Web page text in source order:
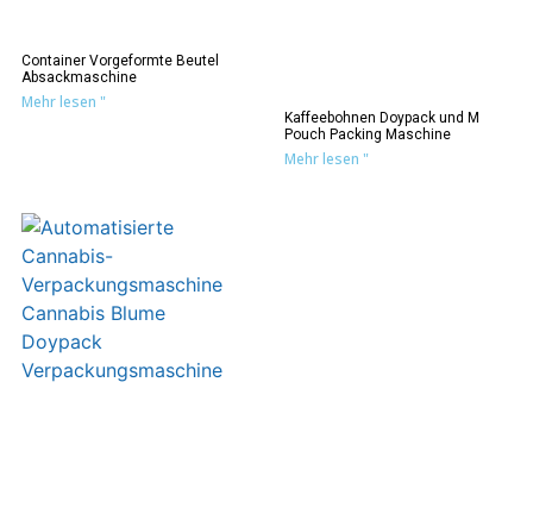
Container Vorgeformte Beutel
Absackmaschine
Mehr lesen "
Kaffeebohnen Doypack und M
Pouch Packing Maschine
Mehr lesen "